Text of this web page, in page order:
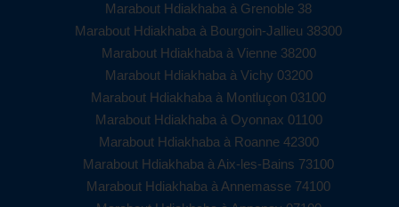
Marabout Hdiakhaba à Grenoble 38
Marabout Hdiakhaba à Bourgoin-Jallieu 38300
Marabout Hdiakhaba à Vienne 38200
Marabout Hdiakhaba à Vichy 03200
Marabout Hdiakhaba à Montluçon 03100
Marabout Hdiakhaba à Oyonnax 01100
Marabout Hdiakhaba à Roanne 42300
Marabout Hdiakhaba à Aix-les-Bains 73100
Marabout Hdiakhaba à Annemasse 74100